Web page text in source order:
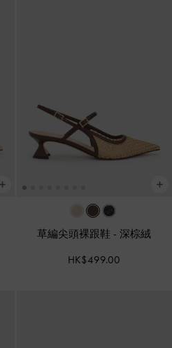
草編尖頭裸跟鞋 -深棕絨
HK$499.00